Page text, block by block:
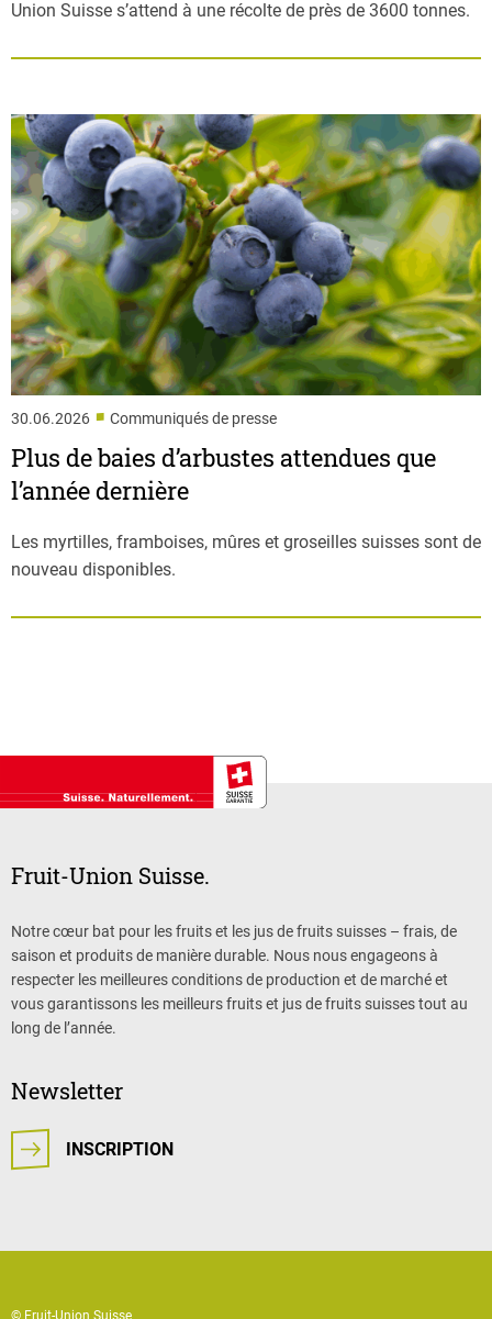
Union Suisse s’attend à une récolte de près de 3600 tonnes.
30.06.2026 ■ Communiqués de presse
Plus de baies d’arbustes attendues que
l’année dernière
Les myrtilles, framboises, mûres et groseilles suisses sont de
nouveau disponibles.
Fruit-Union Suisse.
Notre cœur bat pour les fruits et les jus de fruits suisses – frais, de
saison et produits de manière durable. Nous nous engageons à
respecter les meilleures conditions de production et de marché et
vous garantissons les meilleurs fruits et jus de fruits suisses tout au
long de l’année.
Newsletter
INSCRIPTION
© Fruit-Union Suisse